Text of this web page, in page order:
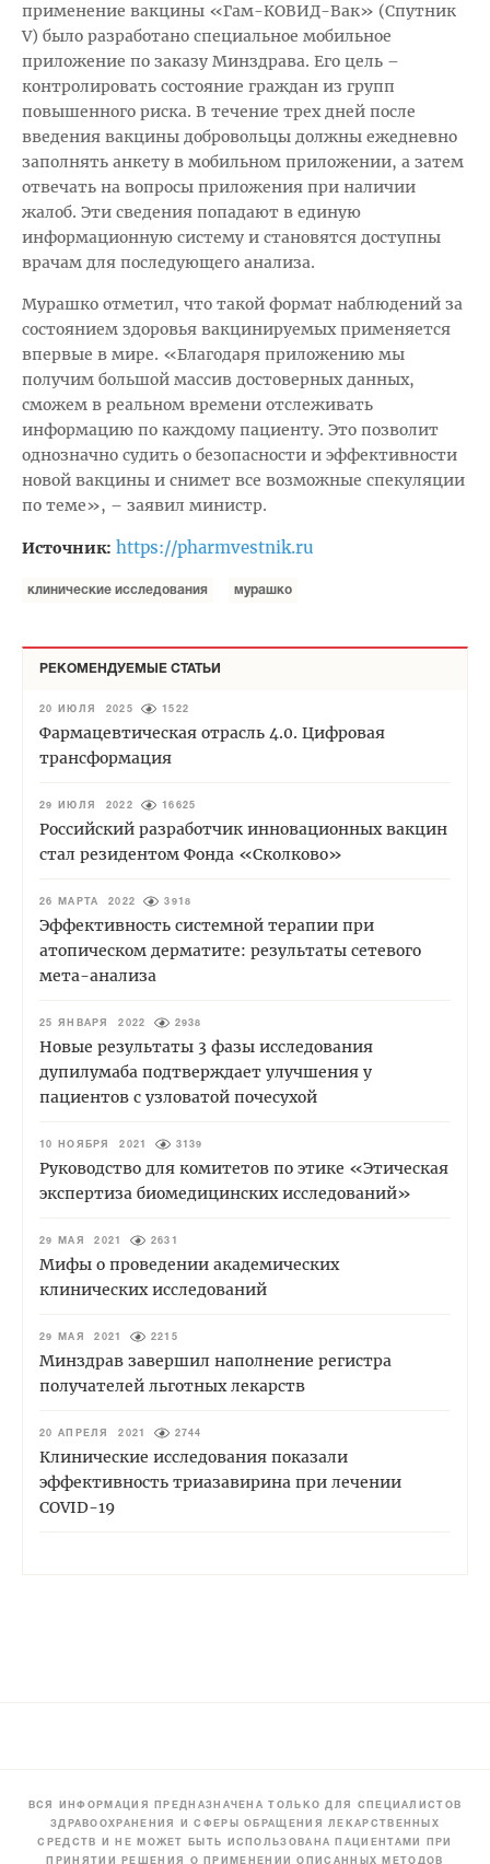
применение вакцины «Гам-КОВИД-Вак» (Спутник
V) было разработано специальное мобильное
приложение по заказу Минздрава. Его цель –
контролировать состояние граждан из групп
повышенного риска. В течение трех дней после
введения вакцины добровольцы должны ежедневно
заполнять анкету в мобильном приложении, а затем
отвечать на вопросы приложения при наличии
жалоб. Эти сведения попадают в единую
информационную систему и становятся доступны
врачам для последующего анализа.
Мурашко отметил, что такой формат наблюдений за
состоянием здоровья вакцинируемых применяется
впервые в мире. «Благодаря приложению мы
получим большой массив достоверных данных,
сможем в реальном времени отслеживать
информацию по каждому пациенту. Это позволит
однозначно судить о безопасности и эффективности
новой вакцины и снимет все возможные спекуляции
по теме», – заявил министр.
Источник: https://pharmvestnik.ru
клинические исследования мурашко
РЕКОМЕНДУЕМЫЕ СТАТЬИ
20 ИЮЛЯ 2025 1522
Фармацевтическая отрасль 4.0. Цифровая
трансформация
29 ИЮЛЯ 2022 16625
Российский разработчик инновационных вакцин
стал резидентом Фонда «Сколково»
26 МАРТА 2022 3918
Эффективность системной терапии при
атопическом дерматите: результаты сетевого
мета-анализа
25 ЯНВАРЯ 2022 2938
Новые результаты 3 фазы исследования
дупилумаба подтверждает улучшения у
пациентов с узловатой почесухой
10 НОЯБРЯ 2021 3139
Руководство для комитетов по этике «Этическая
экспертиза биомедицинских исследований»
29 МАЯ 2021 2631
Мифы о проведении академических
клинических исследований
29 МАЯ 2021 2215
Минздрав завершил наполнение регистра
получателей льготных лекарств
20 АПРЕЛЯ 2021 2744
Клинические исследования показали
эффективность триазавирина при лечении
COVID-19
ВСЯ ИНФОРМАЦИЯ ПРЕДНАЗНАЧЕНА ТОЛЬКО ДЛЯ СПЕЦИАЛИСТОВ
ЗДРАВООХРАНЕНИЯ И СФЕРЫ ОБРАЩЕНИЯ ЛЕКАРСТВЕННЫХ
СРЕДСТВ И НЕ МОЖЕТ БЫТЬ ИСПОЛЬЗОВАНА ПАЦИЕНТАМИ ПРИ
ПРИНЯТИИ РЕШЕНИЯ О ПРИМЕНЕНИИ ОПИСАННЫХ МЕТОДОВ